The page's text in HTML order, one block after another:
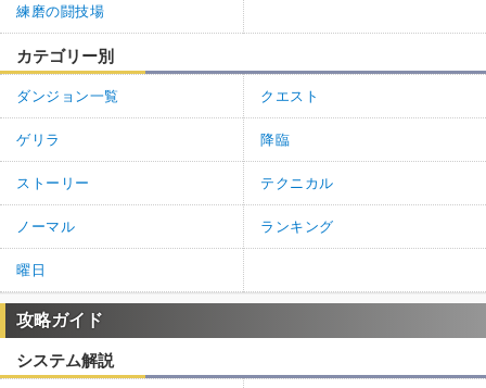
練磨の闘技場
カテゴリー別
ダンジョン一覧 クエスト
ゲリラ 降臨
ストーリー テクニカル
ノーマル ランキング
曜日
攻略ガイド
システム解説